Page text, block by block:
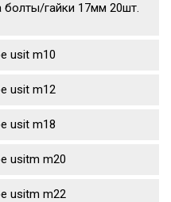
гайки 17мм 20шт.
usit m10
usit m12
usit m18
usitm m20
usitm m22